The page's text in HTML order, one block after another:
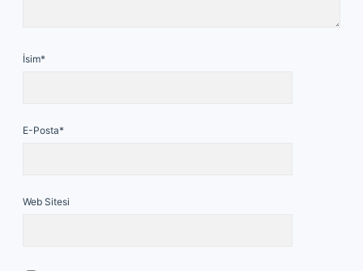
İsim*
E-Posta*
Web Sitesi